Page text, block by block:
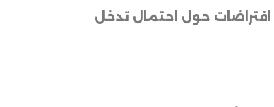
حول احتمال تدخل